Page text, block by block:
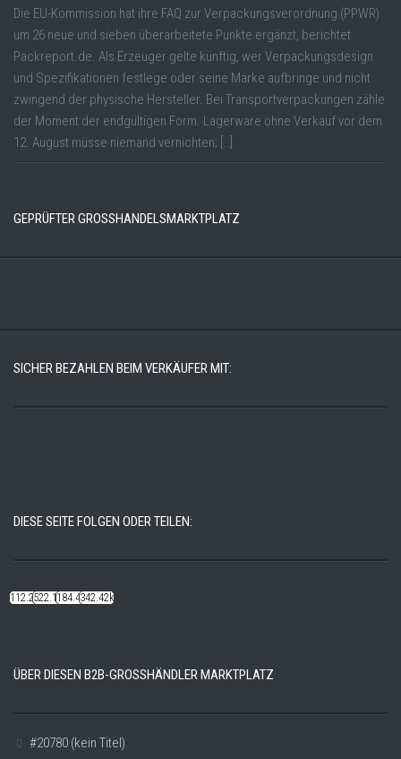
Die EU-Kommission hat ihre FAQ zur Verpackungsverordnung (PPWR)
um 26 neue und sieben überarbeitete Punkte ergänzt, berichtet
Packreport.de. Als Erzeuger gelte künftig, wer Verpackungsdesign
und Spezifikationen festlege oder seine Marke aufbringe und nicht
zwingend der physische Hersteller. Bei Transportverpackungen zähle
der Moment der endgültigen Form. Lagerware ohne Verkauf vor dem
12. August müsse niemand vernichten; […]
GEPRÜFTER GROSSHANDELSMARKTPLATZ
SICHER BEZAHLEN BEIM VERKÄUFER MIT:
DIESE SEITE FOLGEN ODER TEILEN:
112.22k522.14k184.48k342.42k
ÜBER DIESEN B2B-GROSSHÄNDLER MARKTPLATZ
#20780 (kein Titel)